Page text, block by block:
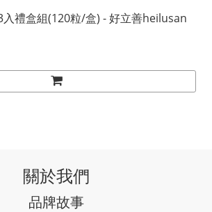
禮盒組(120粒/盒) - 好立善heilusan
關於我們
品牌故事